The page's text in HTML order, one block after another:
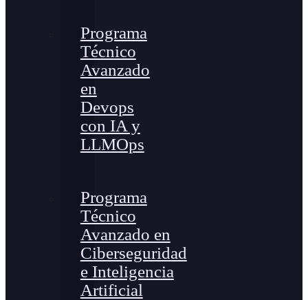
Programa
Técnico
Avanzado
en
Devops
con IA y
LLMOps
Programa
Técnico
Avanzado en
Ciberseguridad
e Inteligencia
Artificial